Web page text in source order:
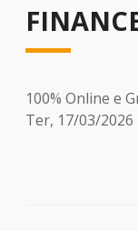
100% Online e
Ter, 17/03/2026